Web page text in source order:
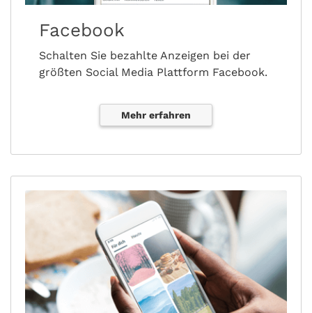
Facebook
Schalten Sie bezahlte Anzeigen bei der
größten Social Media Plattform Facebook.
Mehr erfahren